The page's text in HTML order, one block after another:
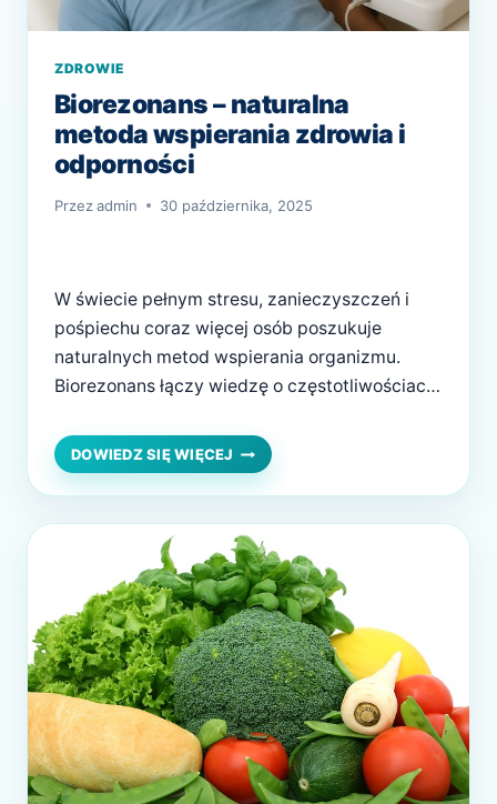
ZDROWIE
Biorezonans – naturalna
metoda wspierania zdrowia i
odporności
Przezadmin 30 października, 2025
W świecie pełnym stresu, zanieczyszczeń i
pośpiechu coraz więcej osób poszukuje
naturalnych metod wspierania organizmu.
Biorezonans łączy wiedzę o częstotliwościach
zdrowia — to sposób, by lepiej zrozumieć
swoje ciało i wspierać odporność bez
inwazyjnych procedur. Dlaczego warto
patrzeć na zdrowie szerzej niż „choroba =
lek”? Współczesny świat przyzwyczaił nas
DOWIEDZ SIĘ WIĘCEJ BIOREZONANS
–
NATURALNA
WSPIERANIA
ZDROWIA
I
ODPORNOŚCI